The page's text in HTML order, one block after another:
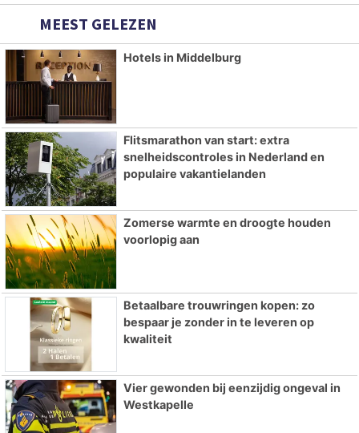
MEEST GELEZEN
Hotels in Middelburg
Flitsmarathon van start: extra
snelheidscontroles in Nederland en
populaire vakantielanden
Zomerse warmte en droogte houden
voorlopig aan
Betaalbare trouwringen kopen: zo
bespaar je zonder in te leveren op
kwaliteit
Vier gewonden bij eenzijdig ongeval in
Westkapelle